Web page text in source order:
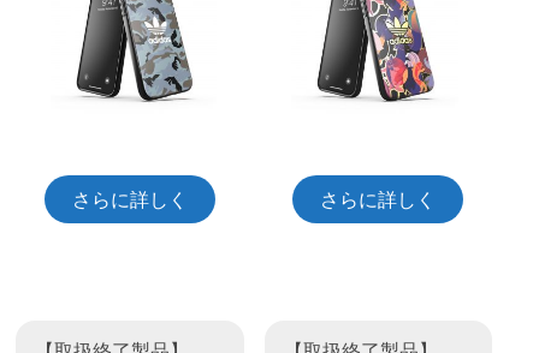
さらに詳しく さらに詳しく